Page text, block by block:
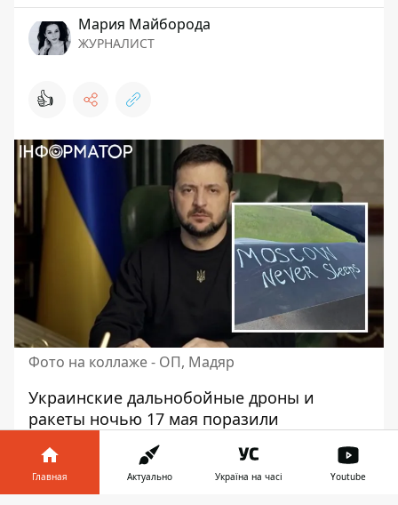
Мария Майборода
ЖУРНАЛИСТ
👍
Фото на коллаже - ОП, Мадяр
Украинские дальнобойные дроны и
ракеты ночью 17 мая поразили
Московский регион
защищенный в России с точки зрения
противовоздушной обороны. Дистанция
Главная Актуально Україна на часі Youtube